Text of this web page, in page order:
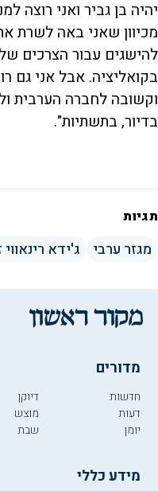
יהיה בן גביר ואני רוצה
מכיוון שאני באה לשרת
להישגים עבור הצרכים
בקואליציה. אבל אני גם
וקשובה לחברה הערבית
בדיור, בתשתיות".
תגיות
מגזר ערבי ג'ידא רינאווי
מדורים
חדשות
דעות
יומן
דיוקן
מוצש
שבת
מידע כללי